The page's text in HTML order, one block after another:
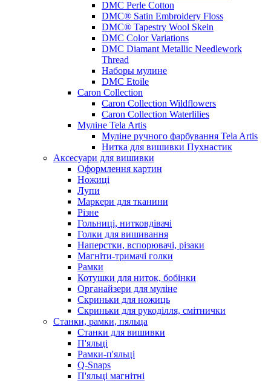
DMC Perle Cotton
DMC® Satin Embroidery Floss
DMC® Tapestry Wool Skein
DMC Color Variations
DMC Diamant Metallic Needlework
Thread
Наборы мулине
DMC Etoile
Caron Collection
Caron Collection Wildflowers
Caron Collection Waterlilies
Муліне Tela Artis
Муліне ручного фарбування Tela Artis
Нитка для вишивки Пухнастик
Аксесуари для вишивки
Оформлення картин
Ножиці
Лупи
Маркери для тканини
Різне
Гольниці, нитковдівачі
Голки для вишивання
Наперстки, вспорювачі, різаки
Магніти-тримачі голки
Рамки
Котушки для ниток, бобінки
Органайзери для муліне
Скриньки для ножиць
Скриньки для рукоділля, смітнички
Станки, рамки, пяльца
Станки для вишивки
П'яльці
Рамки-п'яльці
Q-Snaps
П'яльці магнітні